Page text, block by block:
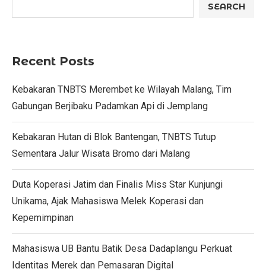
SEARCH
Recent Posts
Kebakaran TNBTS Merembet ke Wilayah Malang, Tim
Gabungan Berjibaku Padamkan Api di Jemplang
Kebakaran Hutan di Blok Bantengan, TNBTS Tutup
Sementara Jalur Wisata Bromo dari Malang
Duta Koperasi Jatim dan Finalis Miss Star Kunjungi
Unikama, Ajak Mahasiswa Melek Koperasi dan
Kepemimpinan
Mahasiswa UB Bantu Batik Desa Dadaplangu Perkuat
Identitas Merek dan Pemasaran Digital